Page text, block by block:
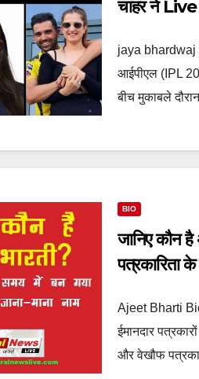
चाहर ने
jaya
आईपीएल (IPL
बीच मुकाबले
BIO
जानिए कौन
Ajeet Bharti
ईमानदार
और वेखौफ